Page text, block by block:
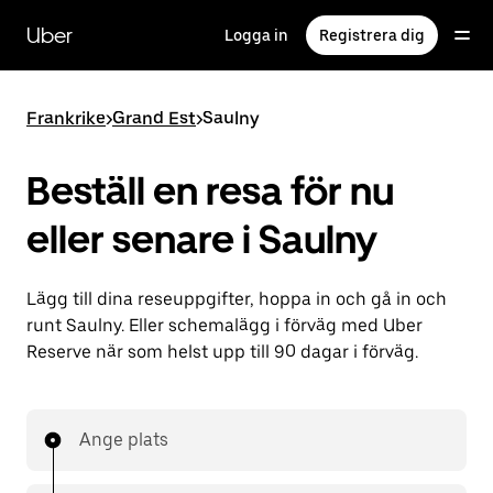
huvudinnehållet
Uber Logga in Registrera dig
Frankrike>Grand Est>Saulny
Beställ en resa för nu
eller senare i Saulny
Lägg till dina reseuppgifter, hoppa in och gå in och
runt Saulny. Eller schemalägg i förväg med Uber
Reserve när som helst upp till 90 dagar i förväg.
Ange plats